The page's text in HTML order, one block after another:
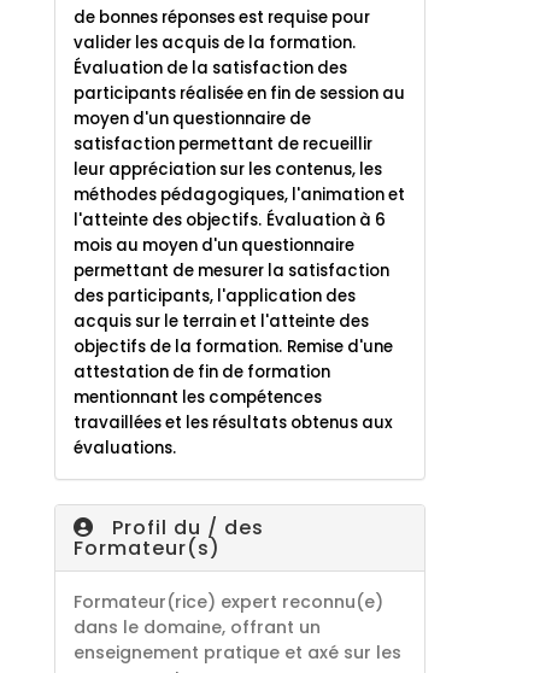
de bonnes réponses est requise pour
valider les acquis de la formation.
Évaluation de la satisfaction des
participants réalisée en fin de session au
moyen d'un questionnaire de
satisfaction permettant de recueillir
leur appréciation sur les contenus, les
méthodes pédagogiques, l'animation et
l'atteinte des objectifs. Évaluation à 6
mois au moyen d'un questionnaire
permettant de mesurer la satisfaction
des participants, l'application des
acquis sur le terrain et l'atteinte des
objectifs de la formation. Remise d'une
attestation de fin de formation
mentionnant les compétences
travaillées et les résultats obtenus aux
évaluations.
Profil du / des
Formateur(s)
Formateur(rice) expert reconnu(e)
dans le domaine, offrant un
enseignement pratique et axé sur les